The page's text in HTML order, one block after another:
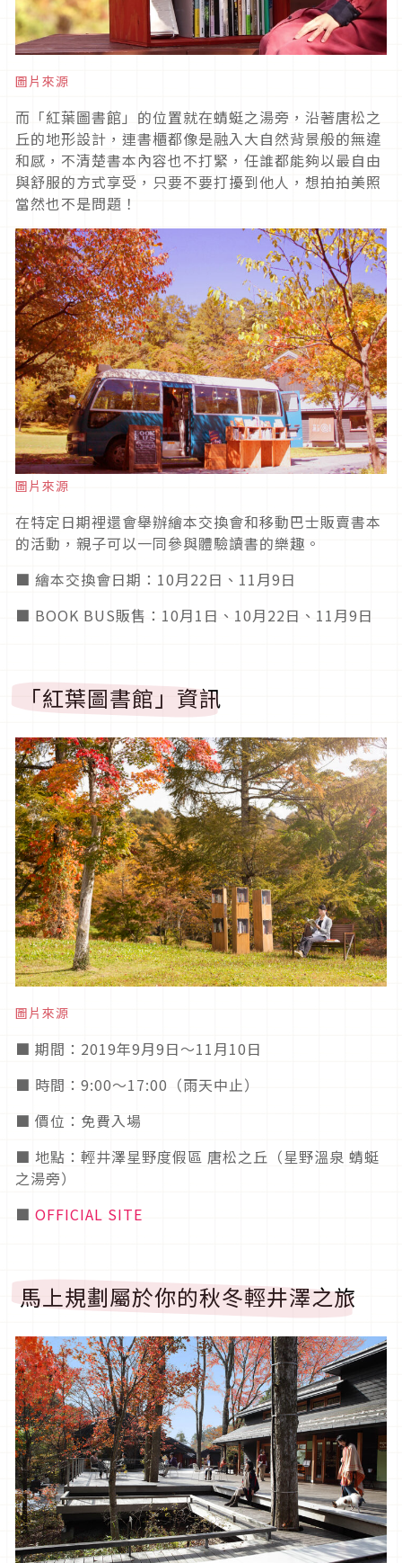
圖片來源
而「紅葉圖書館」的位置就在蜻蜓之湯旁，沿著唐松之
丘的地形設計，連書櫃都像是融入大自然背景般的無違
和感，不清楚書本內容也不打緊，任誰都能夠以最自由
與舒服的方式享受，只要不要打擾到他人，想拍拍美照
當然也不是問題！
圖片來源
在特定日期裡還會舉辦繪本交換會和移動巴士販賣書本
的活動，親子可以一同參與體驗讀書的樂趣。
■ 繪本交換會日期：10月22日、11月9日
■ BOOK BUS販售：10月1日、10月22日、11月9日
「紅葉圖書館」資訊
圖片來源
■ 期間：2019年9月9日～11月10日
■ 時間：9:00～17:00（雨天中止）
■ 價位：免費入場
■ 地點：輕井澤星野度假區 唐松之丘（星野溫泉 蜻蜓
之湯旁）
■ OFFICIAL SITE
馬上規劃屬於你的秋冬輕井澤之旅